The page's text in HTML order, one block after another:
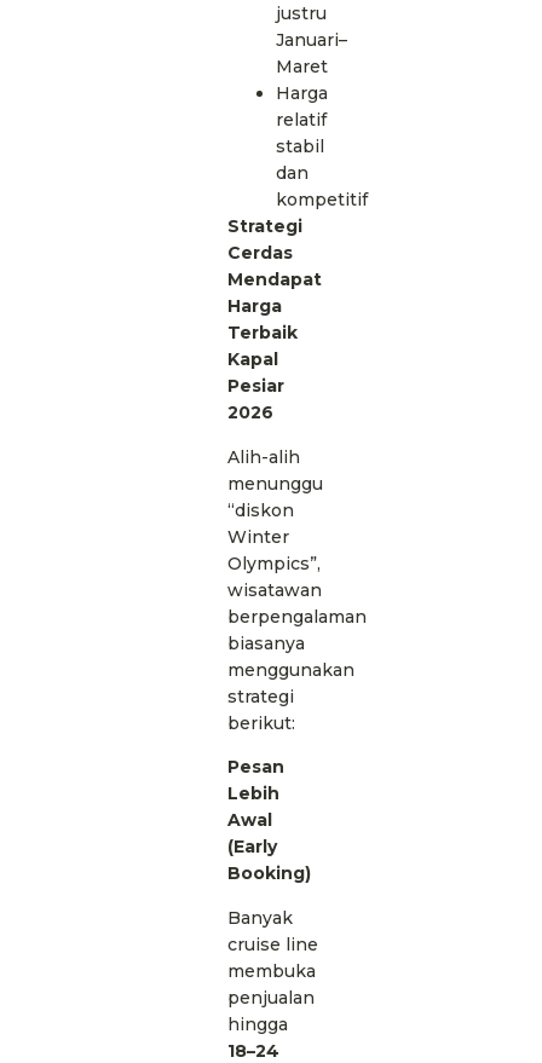
justru
Januari–
Maret
Harga
relatif
stabil
dan
kompetitif
Strategi
Cerdas
Mendapat
Harga
Terbaik
Kapal
Pesiar
2026
Alih-alih
menunggu
“diskon
Winter
Olympics”,
wisatawan
berpengalaman
biasanya
menggunakan
strategi
berikut:
Pesan
Lebih
Awal
(Early
Booking)
Banyak
cruise line
membuka
penjualan
hingga
18–24